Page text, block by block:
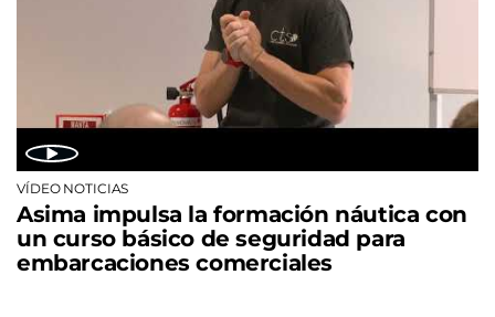
VÍDEO NOTICIAS
Asima impulsa la formación náutica con
un curso básico de seguridad para
embarcaciones comerciales